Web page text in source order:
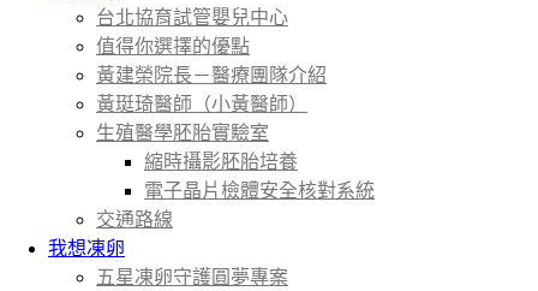
台北協育試管嬰兒中心
值得你選擇的優點
黃建榮院長－醫療團隊介紹
黃珽琦醫師（小黃醫師）
生殖醫學胚胎實驗室
縮時攝影胚胎培養
電子晶片檢體安全核對系統
交通路線
我想凍卵
五星凍卵守護圓夢專案